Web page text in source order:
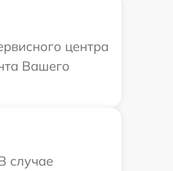
центра
Вашего
случае